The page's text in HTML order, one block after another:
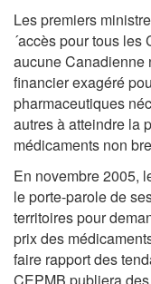
Les premiers
´accès pour tous
aucune Canadienne
financier exagéré
pharmaceutiques
autres à atteindre la
médicaments non
En novembre 2005,
le porte-parole de
territoires pour
prix des
faire rapport des